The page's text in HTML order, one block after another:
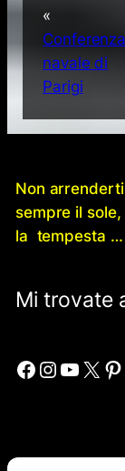
«
Conferenza
navale di
Parigi
Non
sempre il
la tempesta …
Mi trovate
Facebook Instagram YouTube X Pinterest